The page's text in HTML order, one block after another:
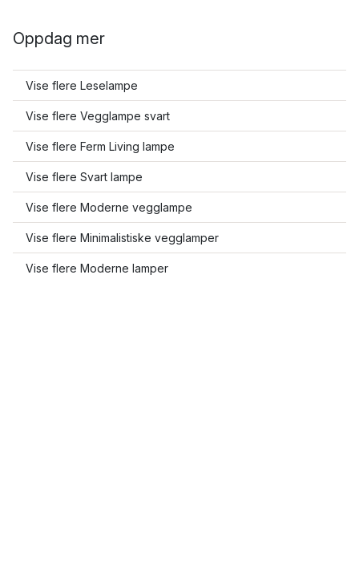
Oppdag mer
Vise flere Leselampe
Vise flere Vegglampe svart
Vise flere Ferm Living lampe
Vise flere Svart lampe
Vise flere Moderne vegglampe
Vise flere Minimalistiske vegglamper
Vise flere Moderne lamper